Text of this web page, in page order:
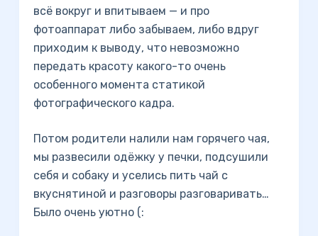
всё вокруг и впитываем — и про
фотоаппарат либо забываем, либо вдруг
приходим к выводу, что невозможно
передать красоту какого-то очень
особенного момента статикой
фотографического кадра.
Потом родители налили нам горячего чая,
мы развесили одёжку у печки, подсушили
себя и собаку и уселись пить чай с
вкуснятиной и разговоры разговаривать…
Было очень уютно (: